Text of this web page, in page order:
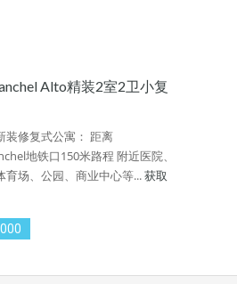
Alto精装2室2卫小复
装修复式公寓： 距离
地铁口150米路程 附近医院、
育场、公园、商业中心等...获取